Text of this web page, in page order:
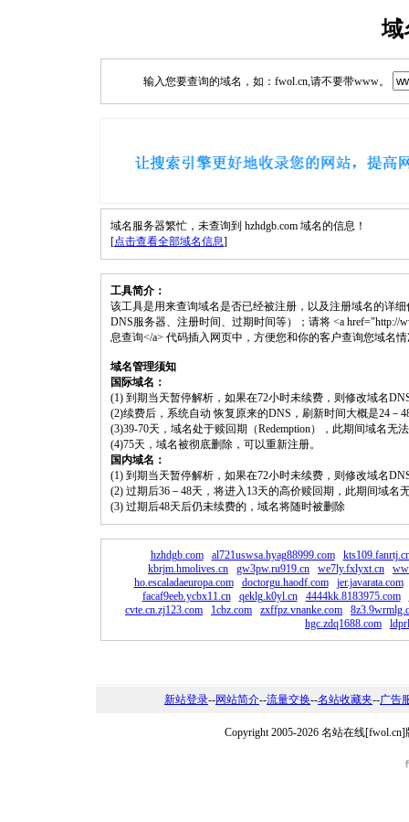
域
输入您要查询的域名，如：fwol.cn,请不要带www。
域名服务器繁忙，未查询到 hzhdgb.com 域名的信息！
[点击查看全部域名信息]
工具简介：
该工具是用来查询域名是否已经被注册，以及注册域名的详
DNS服务器、注册时间、过期时间等）；请将 <a href="http://
息查询</a> 代码插入网页中，方便您和你的客户查询您域名
域名管理须知
国际域名：
(1) 到期当天暂停解析，如果在72小时未续费，则修改域名
(2)续费后，系统自动 恢复原来的DNS，刷新时间大概是24－
(3)39-70天，域名处于赎回期（Redemption），此期间域名无
(4)75天，域名被彻底删除，可以重新注册。
国内域名：
(1) 到期当天暂停解析，如果在72小时未续费，则修改域名
(2) 过期后36－48天，将进入13天的高价赎回期，此期间域名
(3) 过期后48天后仍未续费的，域名将随时被删除
hzhdgb.com al721uswsa.hyag88999.com
kbrjm.hmolives.cn
gw3pw.ru919.cn we7ly.fxlyxt.cn
ho.escaladaeuropa.com
doctorgu.haodf.com
jer.javarata.com
facaf9eeb.ycbx11.cn
qeklg.k0yl.cn 4444kk.8183975.com
cvte.cn.zj123.com
1cbz.com zxffpz.vnanke.com
hgc.zdq1688.com
新站登录--网站简介--流量交换--名站收藏夹--广告
Copyright 2005-2026 名站在线